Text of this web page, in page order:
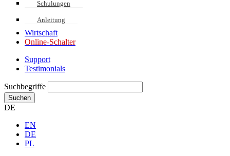
Schulungen
Anleitung
Wirtschaft
Online-Schalter
Support
Testimonials
Suchbegriffe
Suchen
DE
EN
DE
PL